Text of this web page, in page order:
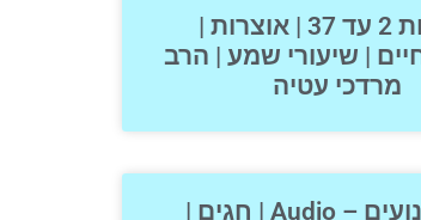
אוצרות 2 עד 37 | אוצרות |
| שיעורי שמע | הרב
מרדכי עטיה
02. נענועים – Audio | חגים |